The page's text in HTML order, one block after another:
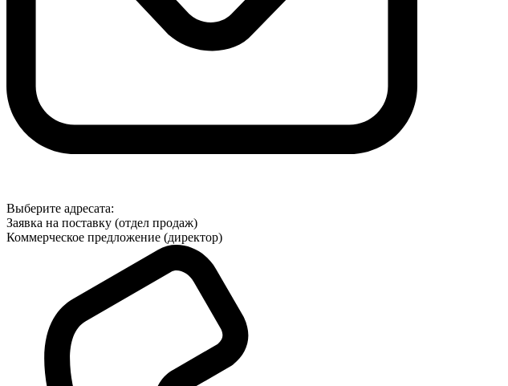
Выберите адресата:
Заявка на поставку (отдел продаж)
Коммерческое предложение (директор)